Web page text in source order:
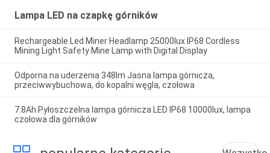
Lampa LED na czapkę górników
Rechargeable Led Miner Headlamp 25000lux IP68 Cordless
Mining Light Safety Mine Lamp with Digital Display
Odporna na uderzenia 348lm Jasna lampa górnicza,
przeciwwybuchowa, do kopalni węgla, czołowa
7.8Ah Pyłoszczelna lampa górnicza LED IP68 10000lux, lampa
czołowa dla górników